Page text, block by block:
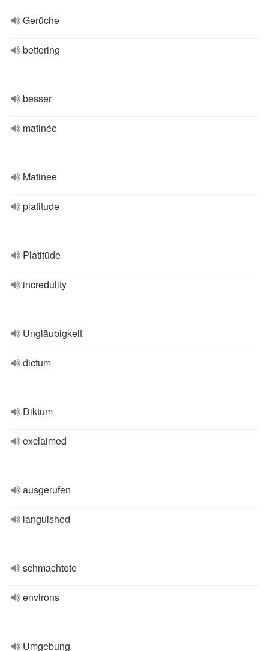
Gerüche
bettering
besser
matinée
Matinee
platitude
Platitüde
incredulity
Ungläubigkeit
dictum
Diktum
exclaimed
ausgerufen
languished
schmachtete
environs
Umgebung